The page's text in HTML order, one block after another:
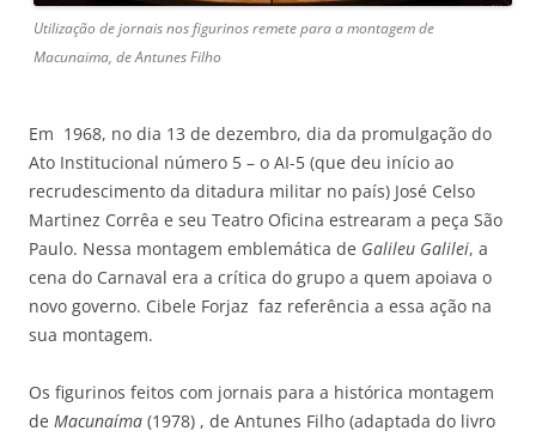
Utilização de jornais nos figurinos remete para a montagem de
Macunaima, de Antunes Filho
Em 1968, no dia 13 de dezembro, dia da promulgação do
Ato Institucional número 5 – o AI-5 (que deu início ao
recrudescimento da ditadura militar no país) José Celso
Martinez Corrêa e seu Teatro Oficina estrearam a peça São
Paulo. Nessa montagem emblemática de Galileu Galilei, a
cena do Carnaval era a crítica do grupo a quem apoiava o
novo governo. Cibele Forjaz faz referência a essa ação na
sua montagem.
Os figurinos feitos com jornais para a histórica montagem
de Macunaíma (1978) , de Antunes Filho (adaptada do livro